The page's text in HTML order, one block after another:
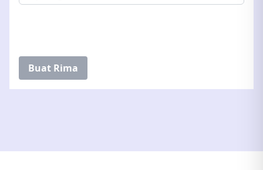
Buat Rima